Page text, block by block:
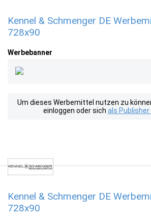
Kennel & Schmenger DE
728x90
Werbebanner
Um dieses Werbemittel nutzen zu
einloggen oder sich als
Kennel & Schmenger DE
728x90